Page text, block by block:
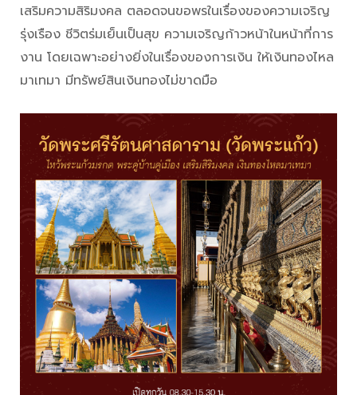
เสริมความสิริมงคล ตลอดจนขอพรในเรื่องของความเจริญ
รุ่งเรือง ชีวิตร่มเย็นเป็นสุข ความเจริญก้าวหน้าในหน้าที่การ
งาน โดยเฉพาะอย่างยิ่งในเรื่องของการเงิน ให้เงินทองไหล
มาเทมา มีทรัพย์สินเงินทองไม่ขาดมือ